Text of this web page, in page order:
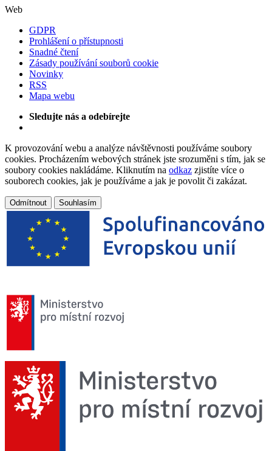
Web
GDPR
Prohlášení o přístupnosti
Snadné čtení
Zásady používání souborů cookie
Novinky
RSS
Mapa webu
Sledujte nás a odebírejte
K provozování webu a analýze návštěvnosti používáme soubory
cookies. Procházením webových stránek jste srozuměni s tím, jak se
soubory cookies nakládáme. Kliknutím na odkaz zjistíte více o
souborech cookies, jak je používáme a jak je povolit či zakázat.
Odmítnout Souhlasím